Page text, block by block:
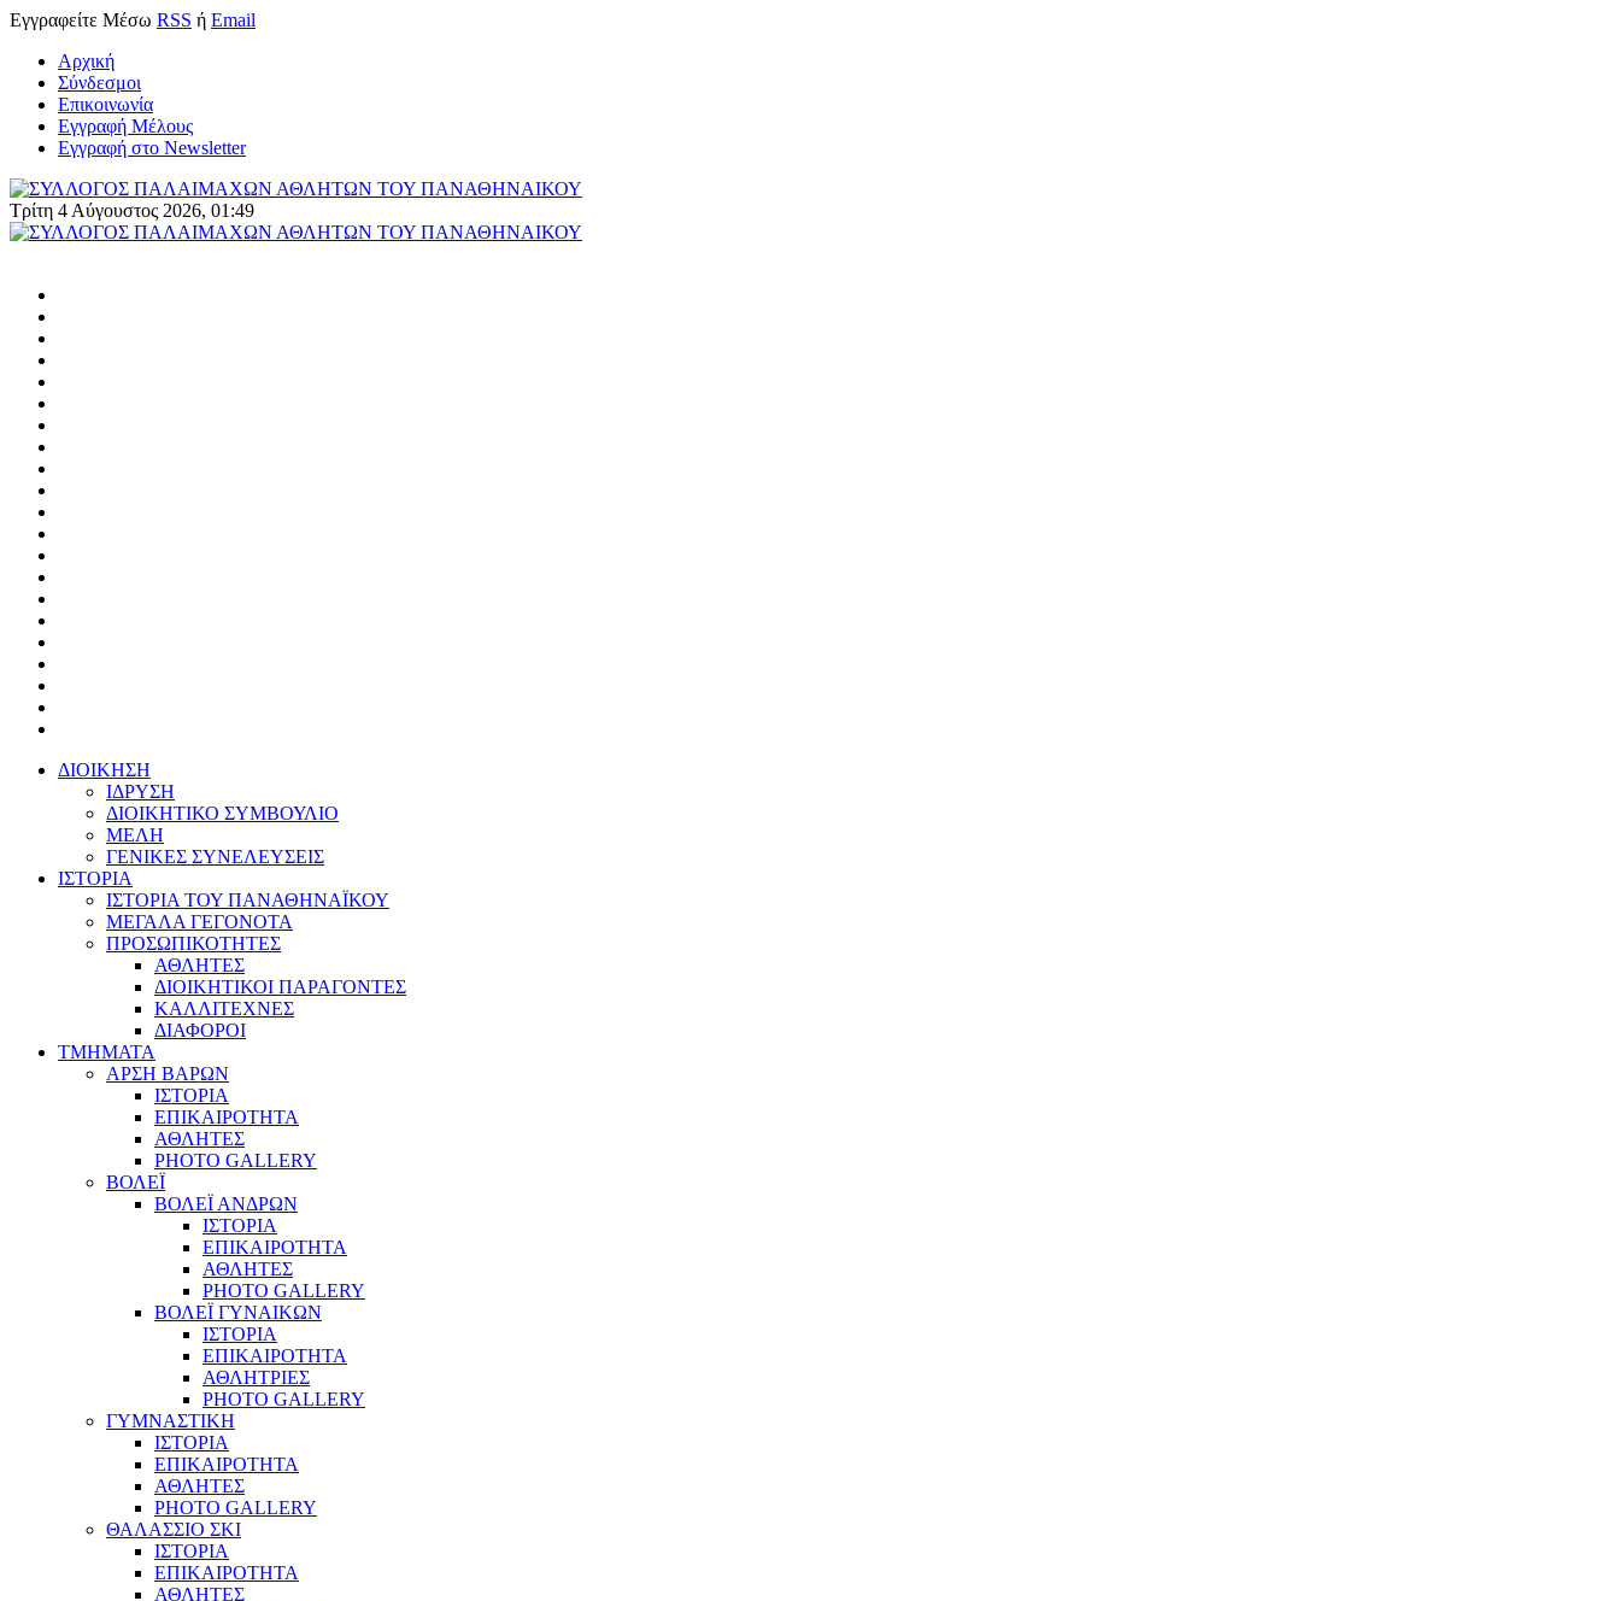
Εγγραφείτε Μέσω RSS ή Email
Αρχική
Σύνδεσμοι
Επικοινωνία
Εγγραφή Μέλους
Εγγραφή στο Newsletter
Τρίτη 4 Αύγουστος 2026, 01:49
ΔΙΟΙΚΗΣΗ
ΙΔΡΥΣΗ
ΔΙΟΙΚΗΤΙΚΟ ΣΥΜΒΟΥΛΙΟ
ΜΕΛΗ
ΓΕΝΙΚΕΣ ΣΥΝΕΛΕΥΣΕΙΣ
ΙΣΤΟΡΙΑ
ΙΣΤΟΡΙΑ ΤΟΥ ΠΑΝΑΘΗΝΑΪΚΟΥ
ΜΕΓΑΛΑ ΓΕΓΟΝΟΤΑ
ΠΡΟΣΩΠΙΚΟΤΗΤΕΣ
ΑΘΛΗΤΕΣ
ΔΙΟΙΚΗΤΙΚΟΙ ΠΑΡΑΓΟΝΤΕΣ
ΚΑΛΛΙΤΕΧΝΕΣ
ΔΙΑΦΟΡΟΙ
ΤΜΗΜΑΤΑ
ΑΡΣΗ ΒΑΡΩΝ
ΙΣΤΟΡΙΑ
ΕΠΙΚΑΙΡΟΤΗΤΑ
ΑΘΛΗΤΕΣ
PHOTO GALLERY
ΒΟΛΕΪ
ΒΟΛΕΪ ΑΝΔΡΩΝ
ΙΣΤΟΡΙΑ
ΕΠΙΚΑΙΡΟΤΗΤΑ
ΑΘΛΗΤΕΣ
PHOTO GALLERY
ΒΟΛΕΪ ΓΥΝΑΙΚΩΝ
ΙΣΤΟΡΙΑ
ΕΠΙΚΑΙΡΟΤΗΤΑ
ΑΘΛΗΤΡΙΕΣ
PHOTO GALLERY
ΓΥΜΝΑΣΤΙΚΗ
ΙΣΤΟΡΙΑ
ΕΠΙΚΑΙΡΟΤΗΤΑ
ΑΘΛΗΤΕΣ
PHOTO GALLERY
ΘΑΛΑΣΣΙΟ ΣΚΙ
ΙΣΤΟΡΙΑ
ΕΠΙΚΑΙΡΟΤΗΤΑ
ΑΘΛΗΤΕΣ